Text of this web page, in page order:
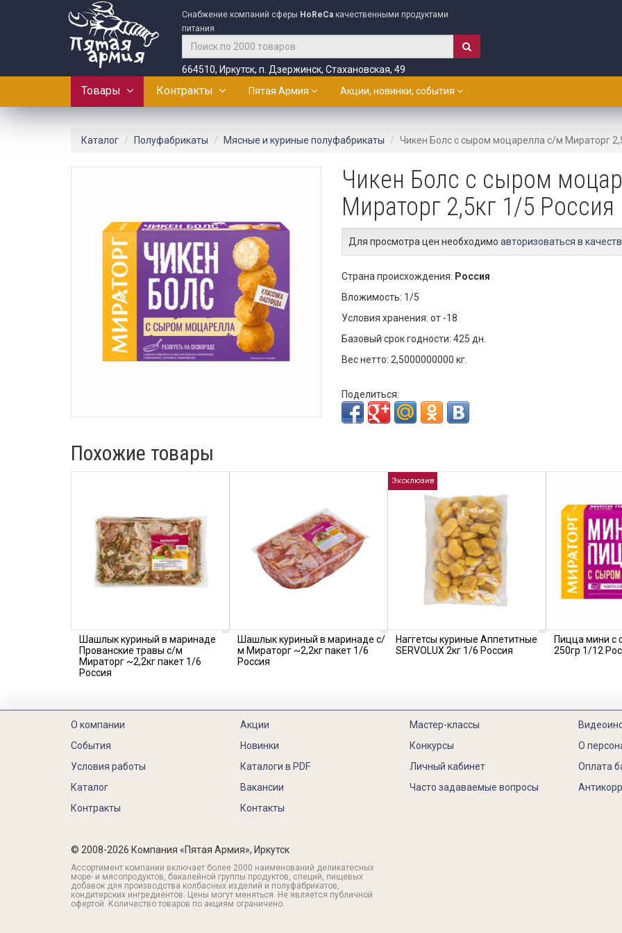
Снабжение компаний сферы HoReCa качественными продуктами
питания
664510, Иркутск, п. Дзержинск, Стахановская, 49
Товары Контракты Пятая Армия Акции, новинки, события
Каталог Полуфабрикаты Мясные и куриные полуфабрикаты Чикен Болс с сыром моцарелла с/м Мираторг
Чикен Болс с сыром
Мираторг 2,5кг 1/5 Россия
Для просмотра цен необходимо авторизоваться в
Страна происхождения: Россия
Вложимость: 1/5
Условия хранения: от -18
Базовый срок годности: 425 дн.
Вес нетто: 2,5000000000 кг.
Поделиться:
Похожие товары
Шашлык куриный в маринаде
Прованские травы с/м
Мираторг ~2,2кг пакет 1/6
Россия
Шашлык куриный в маринаде с/
м Мираторг ~2,2кг пакет 1/6
Россия
Эксклюзив
Наггетсы куриные Аппетитные
SERVOLUX 2кг 1/6 Россия
Пицца мини с
250гр 1/12
О компании
События
Условия работы
Каталог
Контракты
Акции
Новинки
Каталоги в PDF
Вакансии
Контакты
Мастер-классы
Конкурсы
Личный кабинет
Часто задаваемые вопросы
О
Оплата
© 2008-2026 Компания «Пятая Армия», Иркутск
Ассортимент компании включает более 2000 наименований деликатесных
море- и мясопродуктов, бакалейной группы продуктов, специй, пищевых
добавок для производства колбасных изделий и полуфабрикатов,
кондитерских ингредиентов. Цены могут меняться. Не является публичной
офертой. Количество товаров по акциям ограничено.